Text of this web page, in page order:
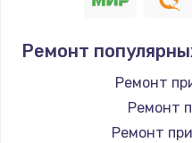
Замена / ремонт
Ремонт
Ремонт
Ремонт
Ремонт